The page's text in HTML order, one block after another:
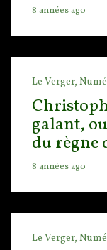
8 années ago
Le Verger,
galant,
du règne
8 années ago
Le Verger,